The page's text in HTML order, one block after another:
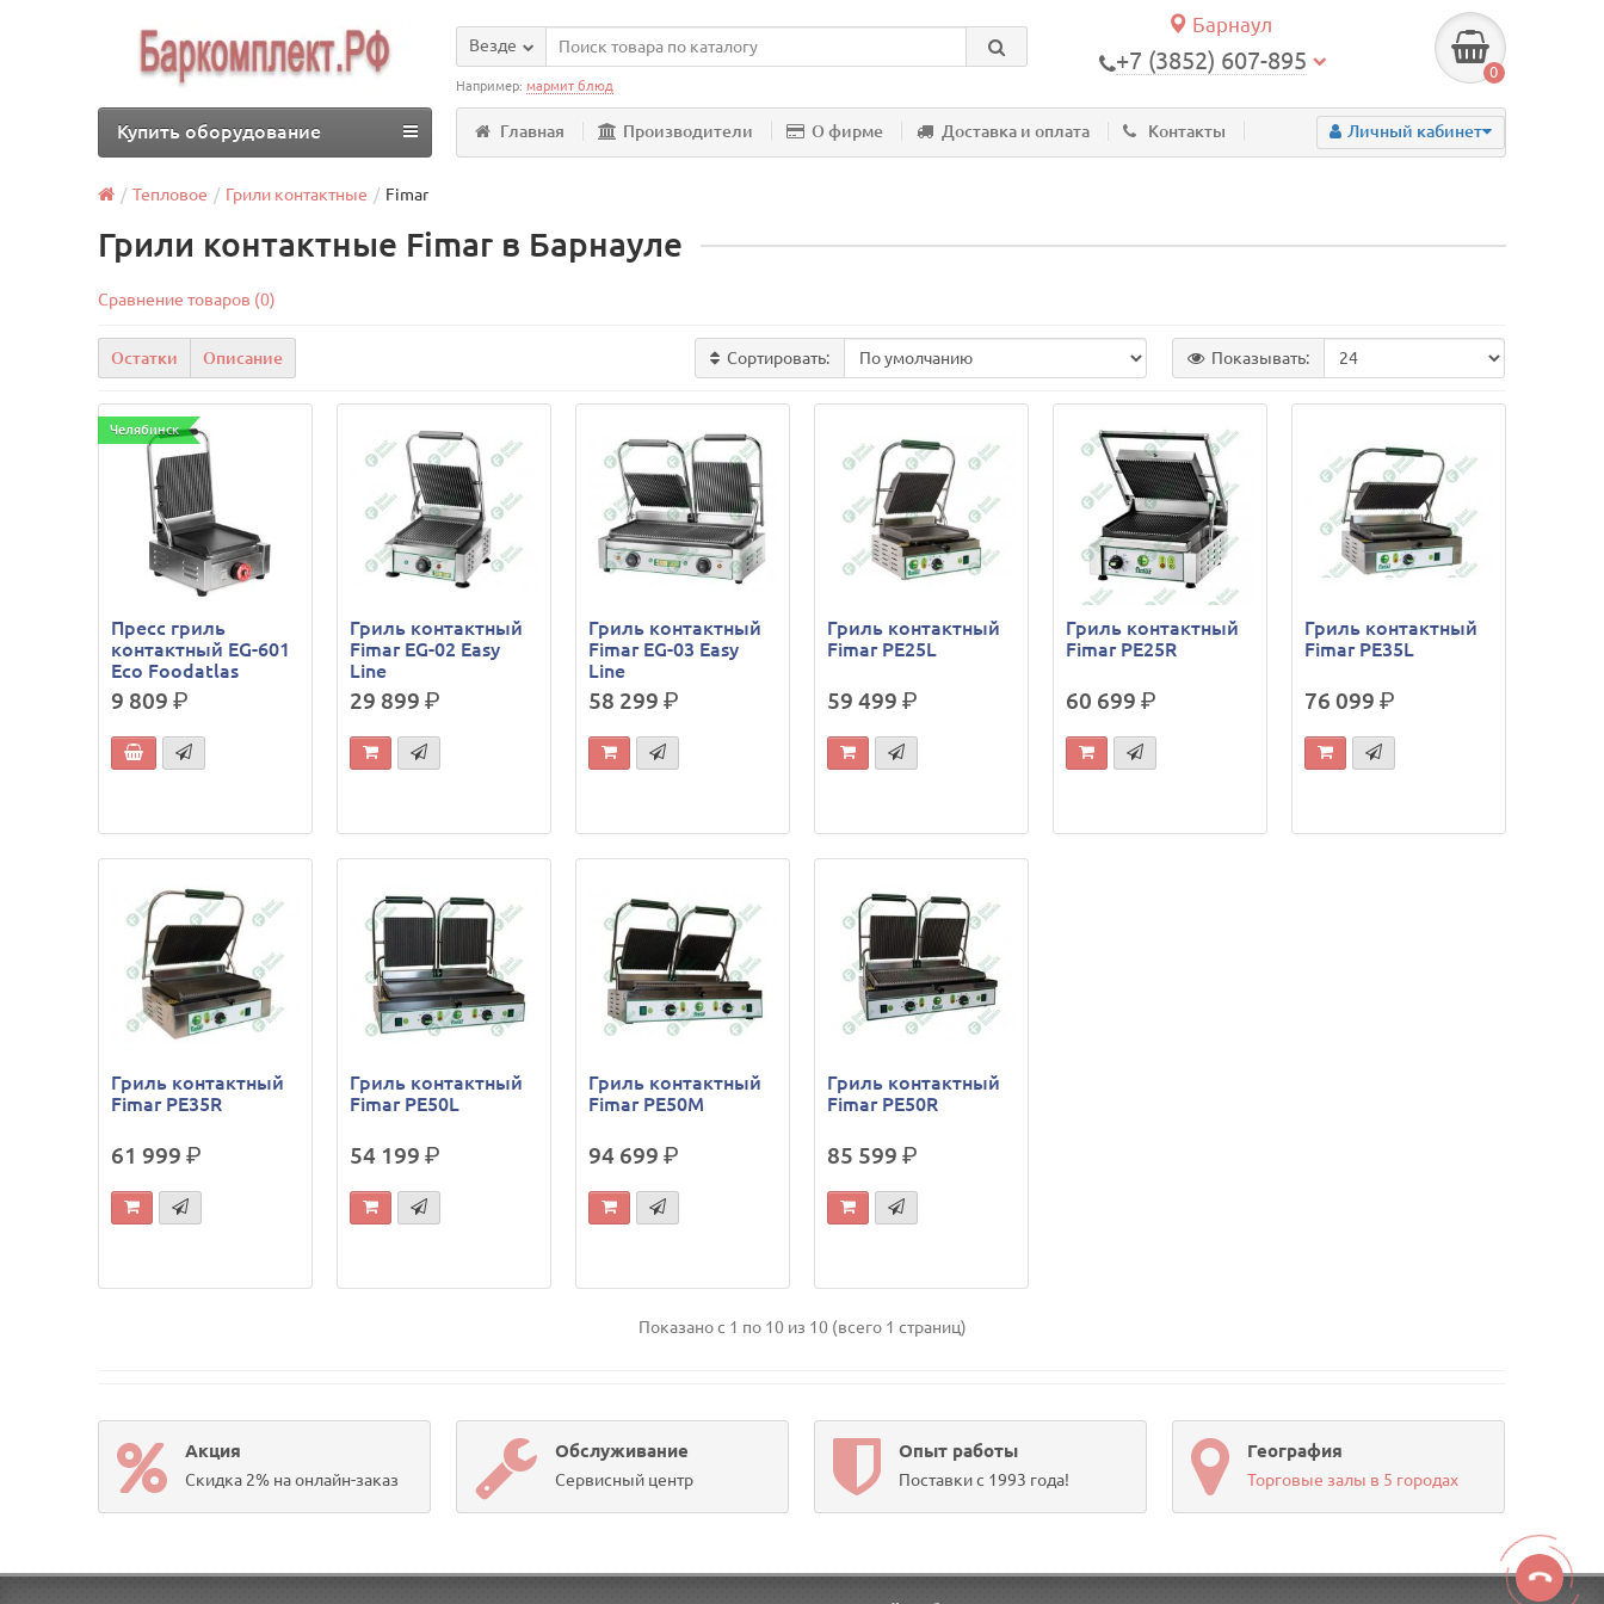
Барнаул
+7 (3852) 607-895 0
Везде
Например:мармит блюд
Главная Производители О фирме Доставка и оплата Контакты Личный кабинет
Купить оборудование
Тепловое Грили контактные Fimar
Грили контактные Fimar в Барнауле
Сравнение товаров (0)
Остатки Описание Сортировать: Показывать:
Челябинск
Пресс гриль
контактный EG-601
Eco Foodatlas
9 809р.
Гриль контактный
Fimar EG-02 Easy
Line
29 899р.
Гриль контактный
Fimar EG-03 Easy
Line
58 299р.
Гриль контактный
Fimar PE25L
59 499 р.
Гриль контактный
Fimar PE25R
60 699 р.
Гриль контактный
Fimar PE35L
76 099 р.
Гриль контактный
Fimar PE35R
61 999р.
Гриль контактный
Fimar PE50L
54 199р.
Гриль контактный
Fimar PE50M
94 699р.
Гриль контактный
Fimar PE50R
85 599 р.
Показано с 1 по 10 из 10 (всего 1 страниц)
Акция
Скидка 2% на онлайн-заказ
Обслуживание
Сервисный центр
Опыт работы
Поставки с 1993 года!
География
Торговые залы в 5 городах